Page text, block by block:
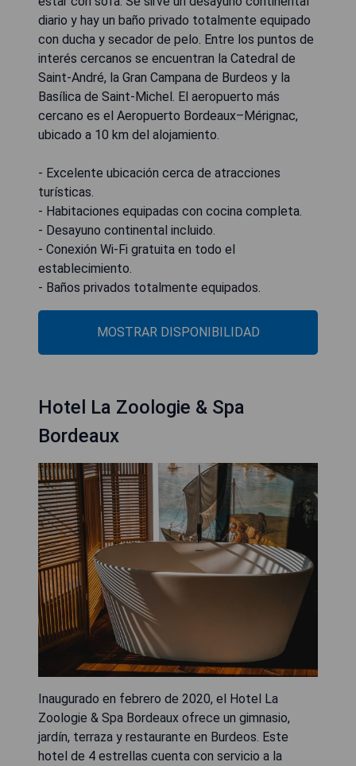
diario y hay un baño privado totalmente equipado
con ducha y secador de pelo. Entre los puntos de
interés cercanos se encuentran la Catedral de
Saint-André, la Gran Campana de Burdeos y la
Basílica de Saint-Michel. El aeropuerto más
cercano es el Aeropuerto Bordeaux–Mérignac,
ubicado a 10 km del alojamiento.
- Excelente ubicación cerca de atracciones
turísticas.
- Habitaciones equipadas con cocina completa.
- Desayuno continental incluido.
- Conexión Wi-Fi gratuita en todo el
establecimiento.
- Baños privados totalmente equipados.
MOSTRAR DISPONIBILIDAD
Hotel La Zoologie & Spa
Bordeaux
Inaugurado en febrero de 2020, el Hotel La
Zoologie & Spa Bordeaux ofrece un gimnasio,
jardín, terraza y restaurante en Burdeos. Este
hotel de 4 estrellas cuenta con servicio a la